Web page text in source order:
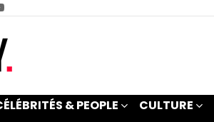
& PEOPLE CULTURE